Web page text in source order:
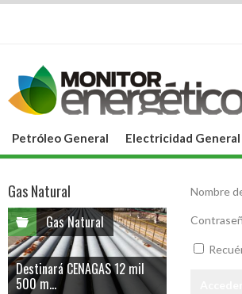
Petróleo General Electricidad General
Nombre
Gas Natural
Gas Natural
Destinará CENAGAS 12 mil
500 m...